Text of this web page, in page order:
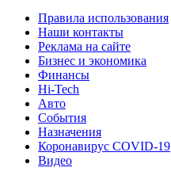
Правила использования
Наши контакты
Реклама на сайте
Бизнес и экономика
Финансы
Hi-Tech
Авто
События
Назначения
Коронавирус COVID-19
Видео